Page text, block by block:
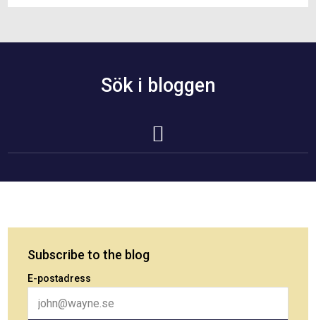
Sök i bloggen
Subscribe to the blog
E-postadress